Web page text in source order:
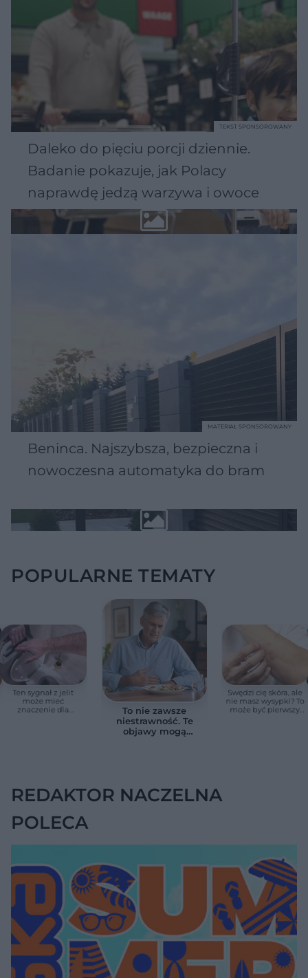
Daleko do pięciu porcji dziennie.
Badanie pokazuje, jak Polacy
naprawdę jedzą warzywa i owoce
TEKST SPONSOROWANY
Beninca. Najszybsza, bezpieczna i
nowoczesna automatyka do bram
MATERIAŁ SPONSOROWANY
POPULARNE TEMATY
Ten sygnał z jelit
może mieć
znaczenie dla
To nie zawsze
niestrawność. Te
objawy mogą
Swędzi cię skóra, ale
nie masz wysypki? To
może być pierwszy
REDAKTOR NACZELNA
POLECA